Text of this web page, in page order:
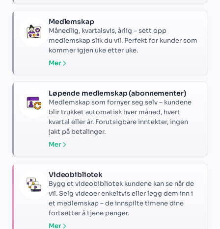
Medlemskap
Månedlig, kvartalsvis, årlig – sett opp
medlemskap slik du vil. Perfekt for kunder som
kommer igjen uke etter uke.
Mer
Løpende medlemskap (abonnementer)
Medlemskap som fornyer seg selv – kundene
blir trukket automatisk hver måned, hvert
kvartal eller år. Forutsigbare inntekter, ingen
jakt på betalinger.
Mer
Videobibliotek
Bygg et videobibliotek kundene kan se når de
vil. Selg videoer enkeltvis eller legg dem inn i
et medlemskap – de innspilte timene dine
fortsetter å tjene penger.
Mer